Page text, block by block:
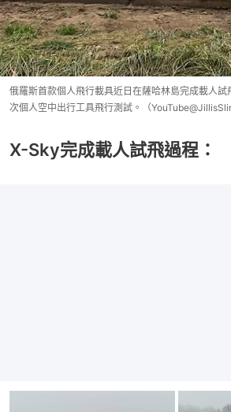
俄羅斯首款個人飛行載具近日在薩哈林島完成載人
次個人空中出行工具飛行測試。（
X-Sky完成載人試飛過程：